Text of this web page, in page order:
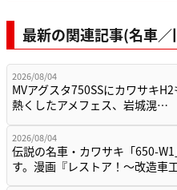
最新の関連記事(名車
2026/08/04
MVアグスタ750SSにカワサキ
熱くしたアメフェス、岩城滉…
2026/08/04
伝説の名車・カワサキ「650-
す。漫画『レストア！～改造車